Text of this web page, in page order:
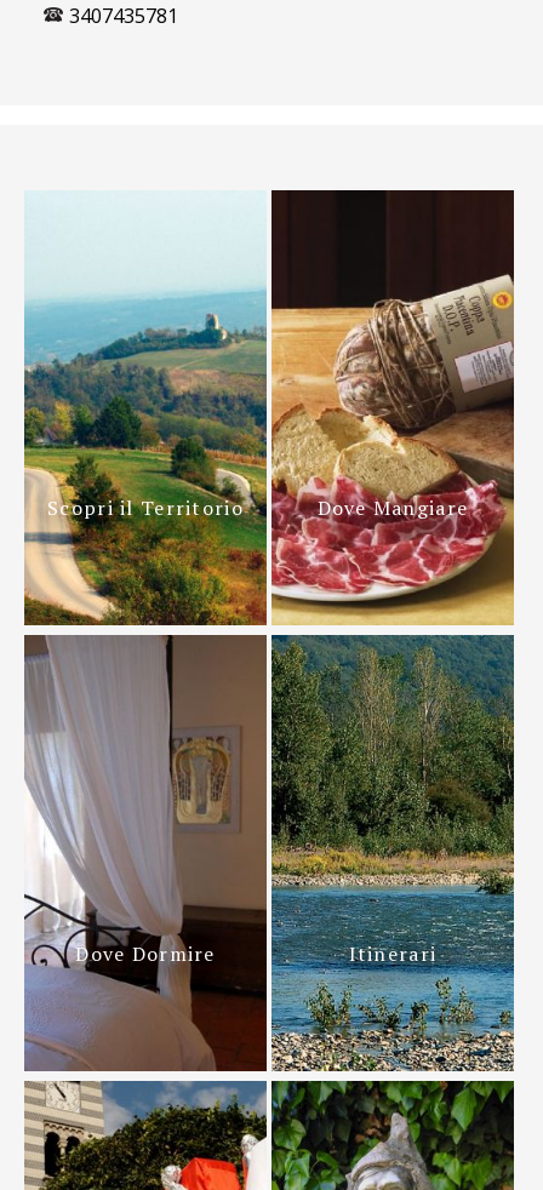
3407435781
Scopri il Territorio Dove Mangiare
Dove Dormire Itinerari